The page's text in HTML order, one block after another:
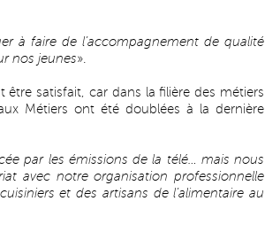
à faire de l’accompagnement de qualité
nos jeunes».
être satisfait, car dans la filière des métiers
Métiers ont été doublées à la dernière
par les émissions de la télé… mais nous
avec notre organisation professionnelle
et des artisans de l’alimentaire au